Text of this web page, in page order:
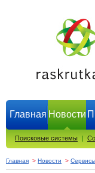
Главная Новости
Поисковые системы |
Главная > Новости >